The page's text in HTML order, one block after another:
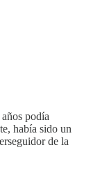
podía
había sido un
de la